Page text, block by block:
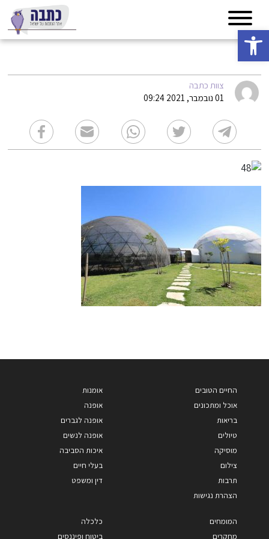
פתח סרגל נגישות
48
צוות כתבה
01 נובמבר, 2021 09:24
החיים הטובים
אוכל ומתכונים
בריאות
טיולים
מוסיקה
צילום
תרבות
הצהרת נגישות
אומנות
אופנה
אופנה לגברים
אופנה לנשים
איכות הסביבה
בעלי חיים
דין ומשפט
המומחים
מחקרים
כלכלה
ביטוח ופיננסים